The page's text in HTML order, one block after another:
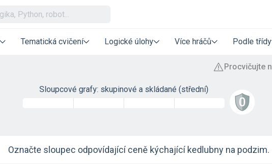
Tematická cvičení Logické úlohy Více hráčů Podle třídy
Sloupcové grafy: skupinové a skládané (střední)
Označte sloupec odpovídající ceně kýchající kedlubny na podzim.